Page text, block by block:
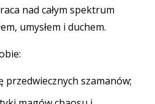
nad całym spektrum
umysłem i duchem.
przedwiecznych szamanów;